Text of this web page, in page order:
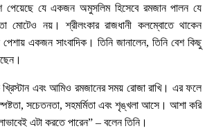
যে একজন অমুসলিম হিসেবে রমজান পালন যে
মোটেও নয়। শ্রীলংকার রাজধানী কলম্বোতে থাকেন
পেশায় একজন সাংবাদিক। তিনি জানালেন, তিনি বেশ কিছু
এবং আমিও রমজানের সময় রোজা রাখি। এর ফলে
সচেতনতা, সহমর্মিতা এবং শৃঙ্খলা আসে। আশা করি
এটা করতে পারেন” – বলেন তিনি।